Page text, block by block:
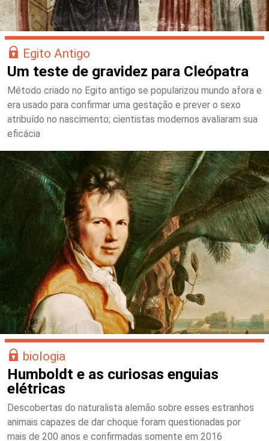
Egito Antigo
Um teste de gravidez para Cleópatra
Método criado no Egito antigo se popularizou mundo afora e
era usado para confirmar uma gestação e prever o sexo
atribuído no nascimento; cientistas modernos avaliaram sua
eficácia
biologia
Humboldt e as curiosas enguias
elétricas
Descobertas do naturalista alemão sobre esses estranhos
animais capazes de dar choque foram questionadas por
mais de 200 anos e confirmadas somente em 2016